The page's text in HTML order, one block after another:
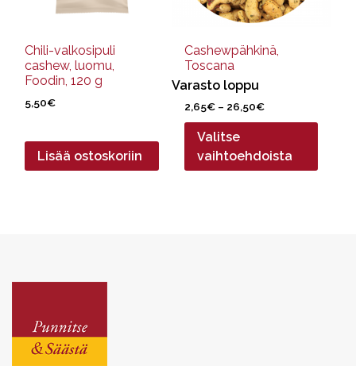
Chili-valkosipuli
cashew, luomu,
Foodin, 120 g
5,50€
Lisää ostoskoriin
Cashewpähkinä,
Toscana
Varasto loppu
2,65€ – 26,50€Hintaluokka:
2,65€
26,50€
Valitse
vaihtoehdoista
valinnat
sivulla.